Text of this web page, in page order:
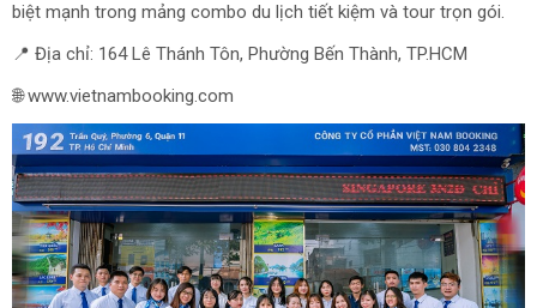
biệt mạnh trong mảng combo du lịch tiết kiệm và tour trọn gói.
📍 Địa chỉ: 164 Lê Thánh Tôn, Phường Bến Thành, TP.HCM
🌐 www.vietnambooking.com